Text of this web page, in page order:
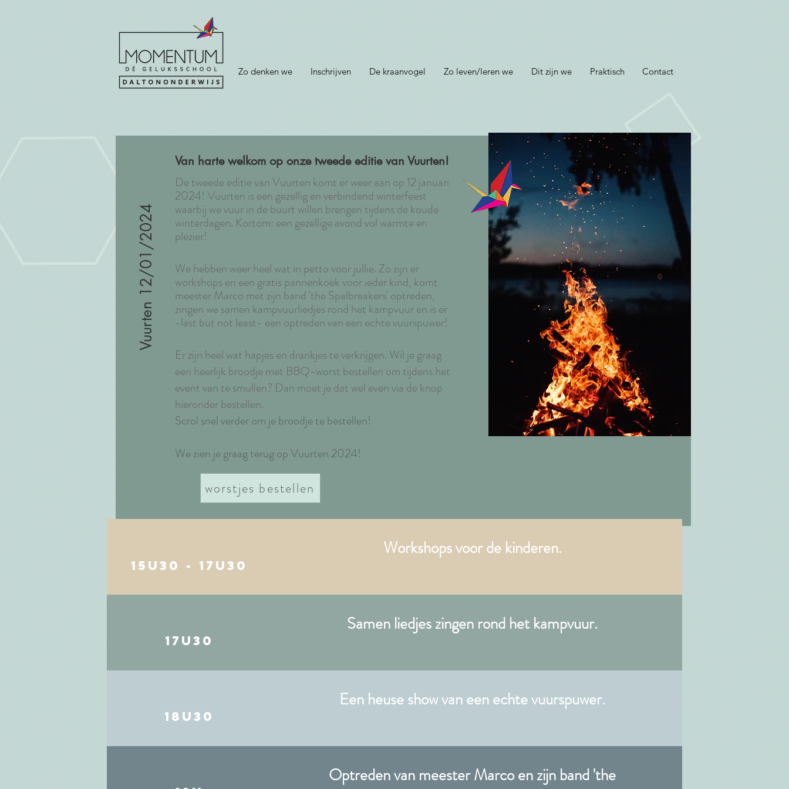
Zo denken we Inschrijven De kraanvogel Zo leven/leren we Dit zijn we Praktisch Contact
Vuurten 12/01/2024
Van harte welkom op onze tweede editie van Vuurten!
De tweede editie van Vuurten komt er weer aan op 12 januari
2024! Vuurten is een gezellig en verbindend winterfeest
waarbij we vuur in de buurt willen brengen tijdens de koude
winterdagen. Kortom: een gezellige avond vol warmte en
plezier!
We hebben weer heel wat in petto voor jullie. Zo zijn er
workshops en een gratis pannenkoek voor ieder kind, komt
meester Marco met zijn band 'the Spalbreakers' optreden,
zingen we samen kampvuurliedjes rond het kampvuur en is er
-last but not least- een optreden van een echte vuurspuwer!
Er zijn heel wat hapjes en drankjes te verkrijgen. Wil je graag
een heerlijk broodje met BBQ-worst bestellen om tijdens het
event van te smullen? Dan moet je dat wel even via de knop
hieronder bestellen.
Scrol snel verder om je broodje te bestellen!
We zien je graag terug op Vuurten 2024!
worstjes bestellen
15u30 - 17u30
Workshops voor de kinderen.
17u30
Samen liedjes zingen rond het kampvuur.
18u30
Een heuse show van een echte vuurspuwer.
Optreden van meester Marco en zijn band 'the